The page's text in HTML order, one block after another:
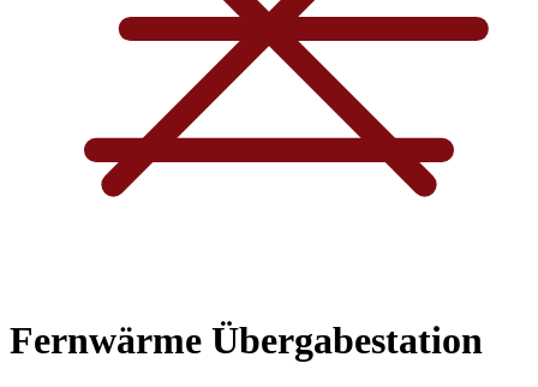
Fernwärme Übergabestation